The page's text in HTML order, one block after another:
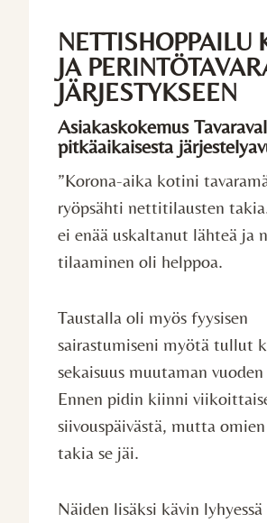
NETTISHOPPAILU
JA
JÄRJESTYKSEEN
Asiakaskokemus
pitkäaikaisesta
”Korona-aika kotini
ryöpsähti nettitilausten
ei enää uskaltanut lähteä ja
tilaaminen oli helppoa.
Taustalla oli myös fyysisen
sairastumiseni myötä tullut
sekaisuus muutaman
Ennen pidin kiinni
siivouspäivästä, mutta
takia se jäi.
Näiden lisäksi kävin